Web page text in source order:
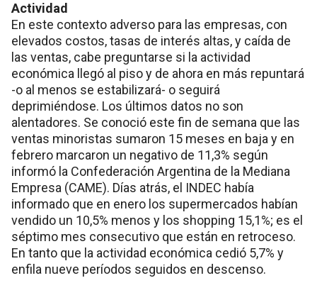
Actividad
En este contexto adverso para las empresas, con
elevados costos, tasas de interés altas, y caída de
las ventas, cabe preguntarse si la actividad
económica llegó al piso y de ahora en más repuntará
-o al menos se estabilizará- o seguirá
deprimiéndose. Los últimos datos no son
alentadores. Se conoció este fin de semana que las
ventas minoristas sumaron 15 meses en baja y en
febrero marcaron un negativo de 11,3% según
informó la Confederación Argentina de la Mediana
Empresa (CAME). Días atrás, el INDEC había
informado que en enero los supermercados habían
vendido un 10,5% menos y los shopping 15,1%; es el
séptimo mes consecutivo que están en retroceso.
En tanto que la actividad económica cedió 5,7% y
enfila nueve períodos seguidos en descenso.